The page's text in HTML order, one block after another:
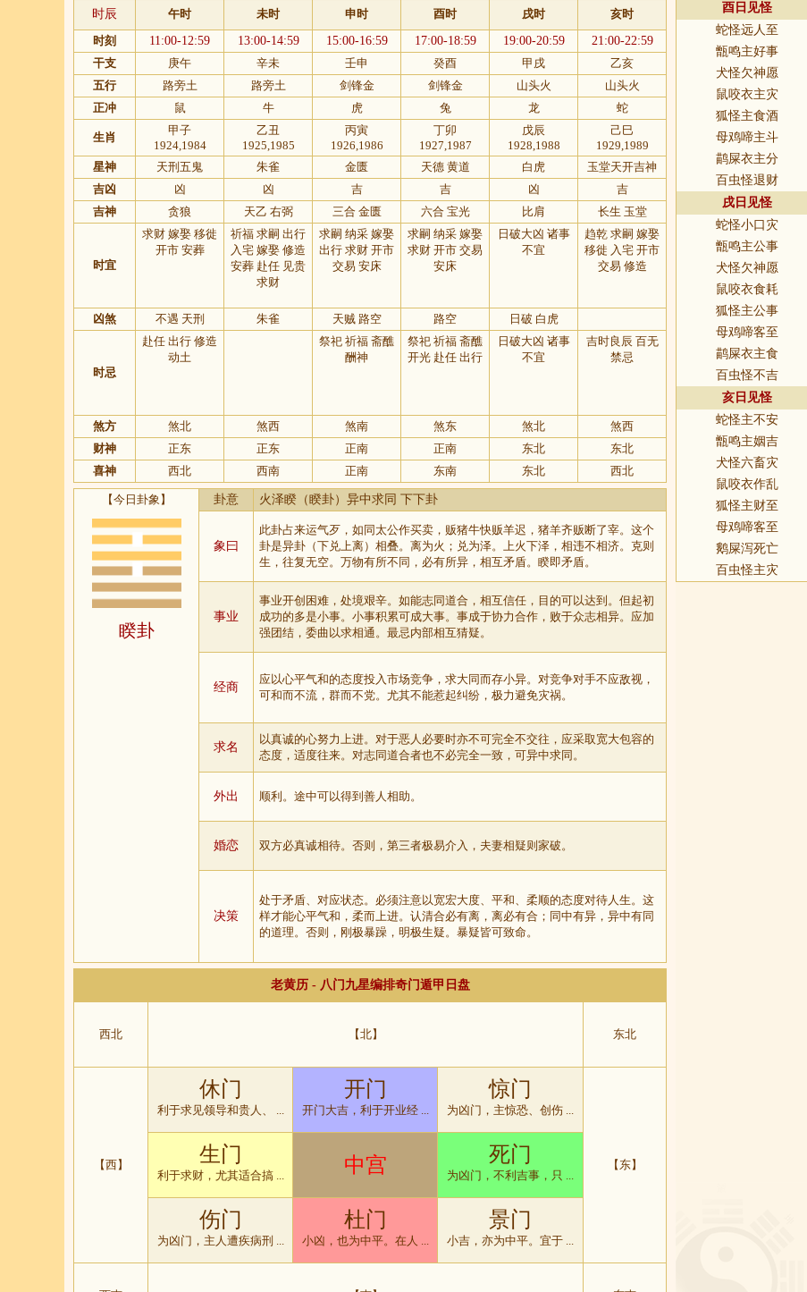
时辰 午时 未时 申时 酉时 戌时
亥时
时刻
11:00-12:59 13:00-14:59 15:00-16:59 17:00-18:59 19:00-20:59
21:00-22:59
干支
庚午 辛未 壬申 癸酉 甲戌
乙亥
五行
路旁土 路旁土 剑锋金 剑锋金 山头火
山头火
正冲
鼠 牛 虎 兔 龙 蛇
生肖
甲子
1924,1984
乙丑
1925,1985
丙寅
1926,1986
丁卯
1927,1987
戊辰
1928,1988
己巳
1929,1989
星神
天刑五鬼 朱雀 金匮 天德 黄道 白虎
玉堂天开吉神
吉凶
凶 凶 吉 吉 凶
吉
吉神
贪狼 天乙 右弼 三合 金匮 六合 宝光 比肩 长生 玉堂
时宜
求财 嫁娶 移徙
开市 安葬
祈福 求嗣 出行
入宅 嫁娶 修造
安葬 赴任 见贵
求财
求嗣 纳采 嫁娶
出行 求财 开市
交易 安床
求嗣 纳采 嫁娶
求财 开市 交易
安床
日破大凶 诸事
不宜
趋乾 求嗣 嫁娶
移徙 入宅 开市
交易 修造
凶煞 不遇 天刑 朱雀 天贼 路空 路空 日破 白虎
时忌
赴任 出行 修造
动土
祭祀 祈福 斋醮
酬神
祭祀 祈福 斋醮
开光 赴任 出行
日破大凶 诸事
不宜
吉时良辰 百无
禁忌
煞方 煞北 煞西 煞南 煞东 煞北
煞西
财神
正东 正东 正南 正南 东北
东北
喜神
西北 西南 正南 东南 东北 西北
【今日卦象】
睽卦
卦意 火泽睽（睽卦）异中求同 下下卦
象曰
此卦占来运气歹，如同太公作买卖，贩猪牛快贩羊迟，猪羊齐贩断了宰。这个
卦是异卦（下兑上离）相叠。离为火；兑为泽。上火下泽，相违不相济。克则
生，往复无空。万物有所不同，必有所异，相互矛盾。睽即矛盾。
事业
事业开创困难，处境艰辛。如能志同道合，相互信任，目的可以达到。但起初
成功的多是小事。小事积累可成大事。事成于协力合作，败于众志相异。应加
强团结，委曲以求相通。最忌内部相互猜疑。
经商
应以心平气和的态度投入市场竞争，求大同而存小异。对竞争对手不应敌视，
可和而不流，群而不党。尤其不能惹起纠纷，极力避免灾祸。
求名
以真诚的心努力上进。对于恶人必要时亦不可完全不交往，应采取宽大包容的
态度，适度往来。对志同道合者也不必完全一致，可异中求同。
外出 顺利。途中可以得到善人相助。
婚恋 双方必真诚相待。否则，第三者极易介入，夫妻相疑则家破。
决策
处于矛盾、对应状态。必须注意以宽宏大度、平和、柔顺的态度对待人生。这
样才能心平气和，柔而上进。认清合必有离，离必有合；同中有异，异中有同
的道理。否则，刚极暴躁，明极生疑。暴疑皆可致命。
老黄历 - 八门九星编排奇门遁甲日盘
西北 【北】 东北
【西】
休门
利于求见领导和贵人、 ...
开门
开门大吉，利于开业经 ...
惊门
为凶门，主惊恐、创伤 ...
【东】
生门
利于求财，尤其适合搞 ... 中宫 死门
为凶门，不利吉事，只 ...
伤门
为凶门，主人遭疾病刑 ...
杜门
小凶，也为中平。在人 ...
景门
小吉，亦为中平。宜于 ...
酉日见怪
蛇怪远人至
甑鸣主好事
犬怪欠神愿
鼠咬衣主灾
狐怪主食酒
母鸡啼主斗
鹋屎衣主分
百虫怪退财
戌日见怪
蛇怪小口灾
甑鸣主公事
犬怪欠神愿
鼠咬衣食耗
狐怪主公事
母鸡啼客至
鹋屎衣主食
百虫怪不吉
亥日见怪
蛇怪主不安
甑鸣主姻吉
犬怪六畜灾
鼠咬衣作乱
狐怪主财至
母鸡啼客至
鹅屎泻死亡
百虫怪主灾